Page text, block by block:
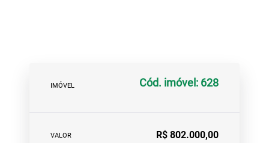
IMÓVEL Cód. imóvel: 628
VALOR R$ 802.000,00